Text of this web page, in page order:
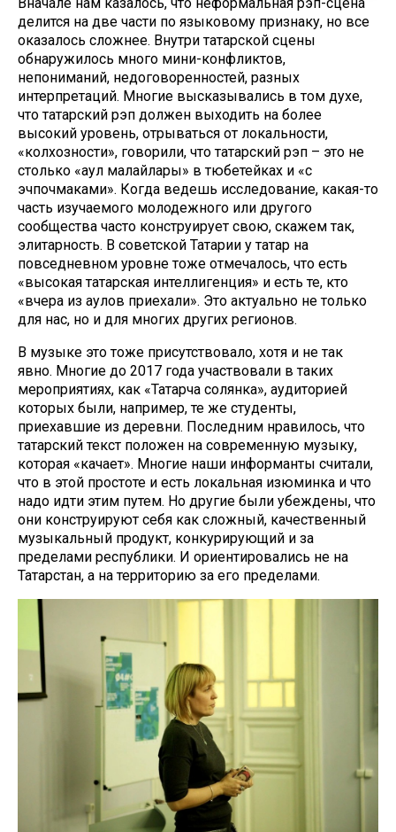
делится на две части по языковому признаку, но все
оказалось сложнее. Внутри татарской сцены
обнаружилось много мини-конфликтов,
непониманий, недоговоренностей, разных
интерпретаций. Многие высказывались в том духе,
что татарский рэп должен выходить на более
высокий уровень, отрываться от локальности,
«колхозности», говорили, что татарский рэп – это не
столько «аул малайлары» в тюбетейках и «с
эчпочмаками». Когда ведешь исследование, какая-то
часть изучаемого молодежного или другого
сообщества часто конструирует свою, скажем так,
элитарность. В советской Татарии у татар на
повседневном уровне тоже отмечалось, что есть
«высокая татарская интеллигенция» и есть те, кто
«вчера из аулов приехали». Это актуально не только
для нас, но и для многих других регионов.
В музыке это тоже присутствовало, хотя и не так
явно. Многие до 2017 года участвовали в таких
мероприятиях, как «Татарча солянка», аудиторией
которых были, например, те же студенты,
приехавшие из деревни. Последним нравилось, что
татарский текст положен на современную музыку,
которая «качает». Многие наши информанты считали,
что в этой простоте и есть локальная изюминка и что
надо идти этим путем. Но другие были убеждены, что
они конструируют себя как сложный, качественный
музыкальный продукт, конкурирующий и за
пределами республики. И ориентировались не на
Татарстан, а на территорию за его пределами.